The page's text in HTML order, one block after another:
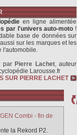
en ligne alimentée
par l'univers auto-moto !
base de données sur
sur les marques et les
l'automobile.
par Pierre Lachet, auteur
Larousse.fr
SUR PIERRE LACHET
Combi - fin de
la Rekord P2.